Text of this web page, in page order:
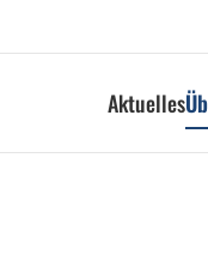
Aktuelles